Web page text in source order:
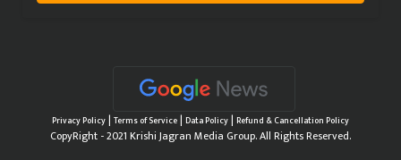
Privacy Policy| Terms of Service| Data Policy| Refund & Cancellation Policy
CopyRight - 2021 Krishi Jagran Media Group. All Rights Reserved.